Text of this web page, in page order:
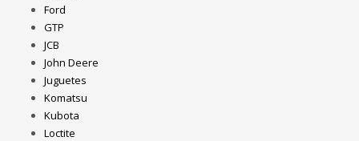
Ford
GTP
JCB
John Deere
Juguetes
Komatsu
Kubota
Loctite